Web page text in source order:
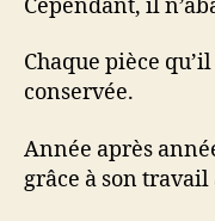
Cependant, il
Chaque pièce
conservée.
Année après
grâce à son